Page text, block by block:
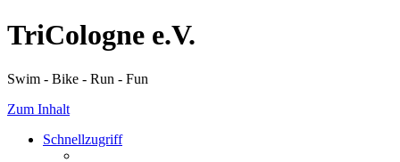
TriCologne e.V.
Swim - Bike - Run - Fun
Zum Inhalt
Schnellzugriff